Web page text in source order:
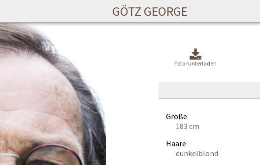
GÖTZ GEORGE
Foto runterladen
Größe
183 cm
Haare
dunkelblond